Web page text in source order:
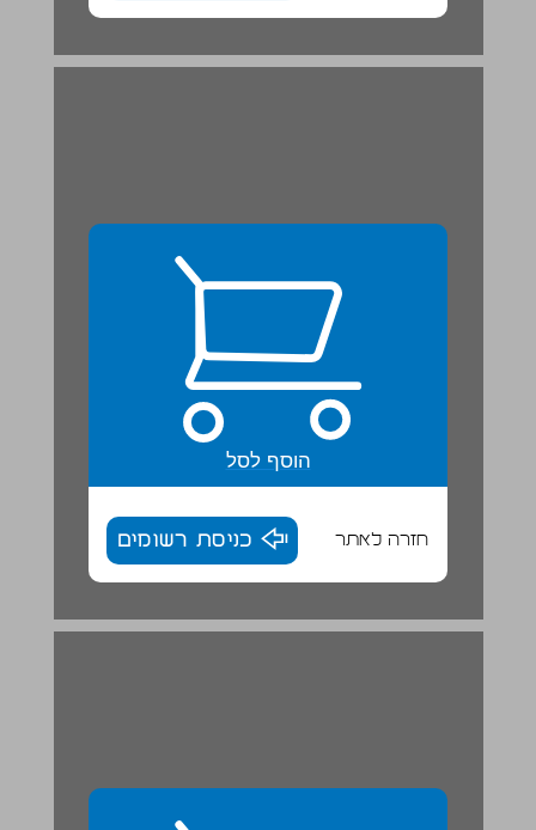
כַּסֶפֶת הַזְרָעִים הָעוֹלָמִית ... 29
הוסף לסל
חזרה לאתר כניסת רשומים
כַּסֶפֶת הַזְרָעִים שֶׁלָכֶם ... 30